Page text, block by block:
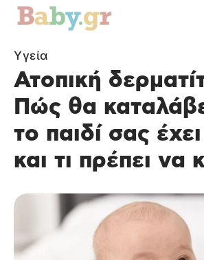
Υγεία
Ατοπική
Πώς θα
το παιδί σας
και τι πρέπει να